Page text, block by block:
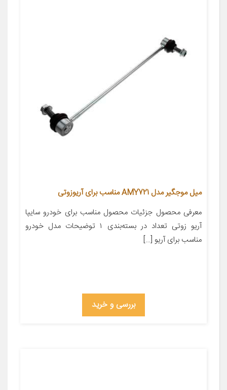
میل موجگیر مدل AMY721 مناسب برای آریوزوتی
معرفی محصول جزئیات محصول مناسب برای خودرو سایپا
آریو زوتی تعداد در بسته‌بندی ۱ توضیحات مدل خودرو
مناسب برای آریو […]
بررسی و خرید